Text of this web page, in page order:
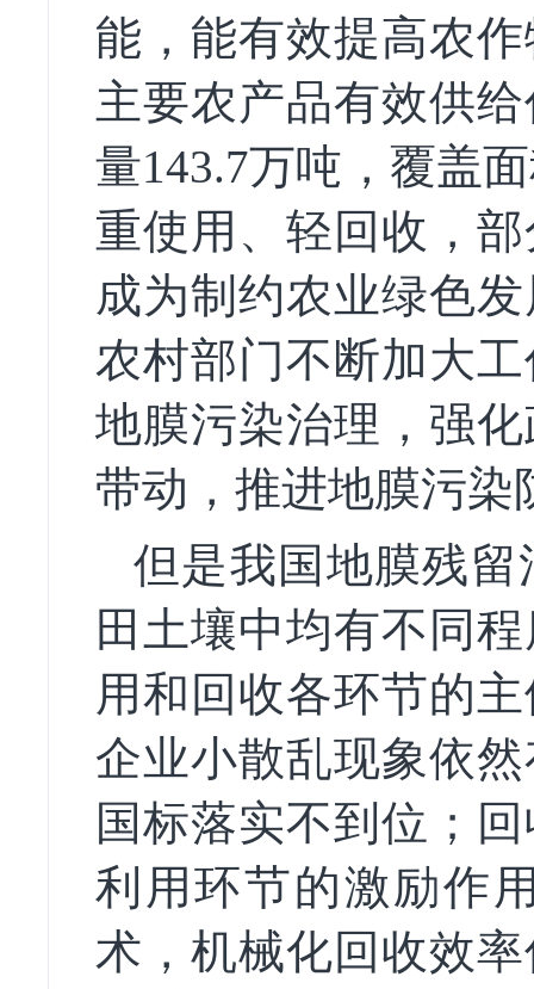
能，能有效提高农
主要农产品有效供
量143.7万吨，覆盖
重使用、轻回收，
成为制约农业绿色
农村部门不断加大
地膜污染治理，强
带动，推进地膜污染
但是我国地膜残
田土壤中均有不同
用和回收各环节的
企业小散乱现象依
国标落实不到位；
利用环节的激励作
术，机械化回收效